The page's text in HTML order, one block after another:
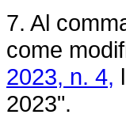
7. Al
come
2023, n. 4,
2023".